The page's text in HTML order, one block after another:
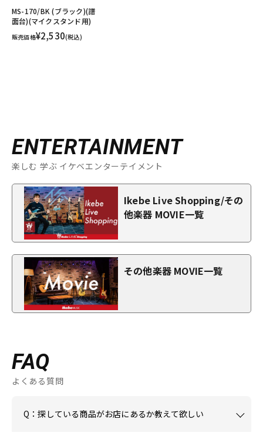
MS-170/BK (ブラック)(譜
面台)(マイクスタンド用)
販売価格¥2,530(税込)
ENTERTAINMENT
楽しむ 学ぶ イケベエンターテイメント
Ikebe Live Shopping/その
他楽器 MOVIE一覧
その他楽器 MOVIE一覧
FAQ
よくある質問
Q：探している商品がお店にあるか教えて欲しい